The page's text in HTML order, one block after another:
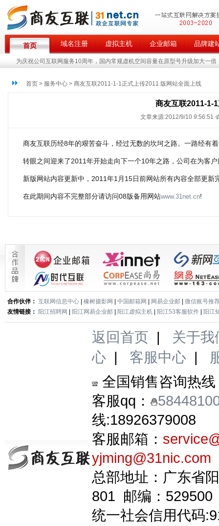
首页 域名注册 虚拟主机 企业邮箱 品牌建
为庆祝公司互联网服务10周年，国内常规虚机空间容量在原型号升级加大一
首页 > 服务中心 > 商友互联2011-1-1正式上传2011 版网站全面上线
商友互联2011-1-
文章来源:2012/9/10 9:56:51
商友互联历经8年的艰苦奋斗，经过无数的坎坷之路。一路经有
转眼之间迎来了2011年开始走向下一个10年之路，公司在为客
新版网站内容更新中，2011年1月15日前网站所有内容全部更新
在此期间内容不完整部分请访问08版备用网站www.31net.cn!
合作伙伴： 互联网信息中心 橡树摄影网 中国邮箱网 网易企业邮
微信账号推
友情链接：
阳江招聘网 阳江网易企业邮 阳江虚拟主机 阳江53客服软件 阳江
返回首页 | 关于我
心 | 客服中心 |
全国销售咨询热线
客服qq：
线:18926379008
客服邮箱：
yjming@31nic.com
总部地址：广东省
801 邮编：529500
统一社会信用代码